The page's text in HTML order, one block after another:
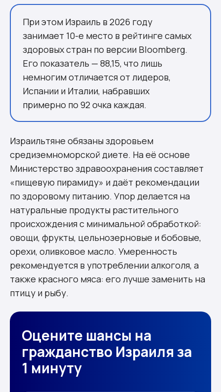
При этом Израиль в 2026 году
занимает 10-е место в рейтинге самых
здоровых стран по версии Bloomberg.
Его показатель — 88,15, что лишь
немногим отличается от лидеров,
Испании и Италии, набравших
примерно по 92 очка каждая.
Израильтяне обязаны здоровьем
средиземноморской диете. На её основе
Министерство здравоохранения составляет
«пищевую пирамиду» и даёт рекомендации
по здоровому питанию. Упор делается на
натуральные продукты растительного
происхождения с минимальной обработкой:
овощи, фрукты, цельнозерновые и бобовые,
орехи, оливковое масло. Умеренность
рекомендуется в употреблении алкоголя, а
также красного мяса: его лучше заменить на
птицу и рыбу.
Оцените шансы на
гражданство Израиля за
1 минуту